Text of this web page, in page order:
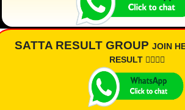
SATTA RESULT GROUP JOIN
RESULT 👇🏾👇🏾